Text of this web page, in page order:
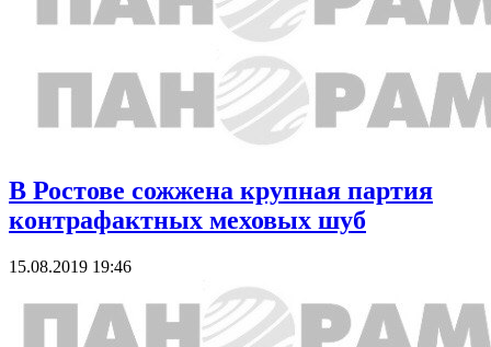
В Ростове сожжена крупная партия
контрафактных меховых шуб
15.08.2019 19:46